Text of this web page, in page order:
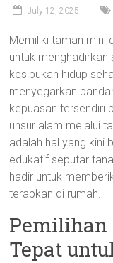
July 12, 2025
Memiliki taman mini
untuk
kesibukan hidup
menyegarkan
kepuasan tersendiri
unsur alam melalui
adalah hal yang kini
edukatif seputar
hadir untuk
terapkan di rumah.
Pemilihan
Tepat